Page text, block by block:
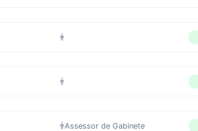
Assessor de Gabinete